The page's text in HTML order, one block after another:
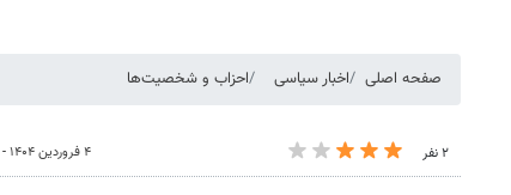
صفحه اصلی اخبار سیاسی احزاب و شخصیت‌ها
۲ نفر ۴ فروردین ۱۴۰۴ - ۱۸:۴۳